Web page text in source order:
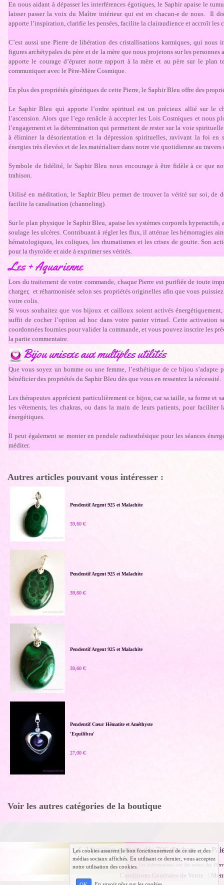
En nous aidant à dépasser les interférences égotiques, le Saphir apaise le
laisser passer la voix du Maître intérieur qui est en chacun-e de nous. Il
apporte l’inspiration, clarifie les pensées, facilite la clairaudience et accroît les
C’est aussi une Pierre de libération des cristallisations karmiques, qui nous
figures archétypales du père et de la mère que nous projetons sur les
apporte le courage d’épurer notre rapport à la mère et au père sur le plan
communiquer avec le Père-Mère Cosmique.
En plus des propriétés génériques de cette Pierre, le Saphir Bleu offre des
Le Saphir Bleu qui apporte l’ordre spirituel est un précieux allié sur le
l’ascension. Alors que l’ego renâcle à accepter les Lois Cosmiques et nous
l’engagement et la détermination qui permettent de rester sur la voie
à éliminer la désorientation et la dépression spirituelles, ravivant la foi en
énergies très élevées et de les matérialiser dans notre vie quotidienne au travers
Symbole de fidélité, le Saphir Bleu nous encourage à être fidèle à ce que
trahison.
Utilisé en méditation, le Saphir Bleu permet de trouver la vérité sur soi, de
facilite la canalisation (channeling).
Sur le plan physique le Saphir Bleu, apaise les systèmes corporels
soulage les ulcères. Contribuant à régler les flux, il atténue les hémorragies
hématologiques, les coliques, les rhumatismes et les crises de goutte. Son
pour la thyroïde et aide à exprimer ses vérités.
Les + Aquarienne
Lors du traitement de votre commande, chaque Pierre est purifiée de toute
charger, et réharmonisée selon ses propriétés originelles afin que vous
votre colis.
Si vous souhaitez que vos bijoux et cailloux soient activés
suffit de cocher l’option ad hoc dans votre panier virtuel. Cette activation
coordonnées fournies pour valider la commande, et vous pouvez inscrire les
la partie commentaire.
Bijou unisexe aux multiples utilités
Que vous soyez un homme ou une femme, l’esthétique de ce bijou s’adapte
bénéficier des propriétés du Saphir Bleu dès que vous en ressentez la nécessité.
Les thérapeutes apprécient particulièrement ce bijou, car sa taille, sa forme et
les vêtements, les chakras, ou dans la main de leurs patients, pour faciliter
énergétiques.
Il peut également se monter en pendule radiesthésique pour les séances
méditer.
Autres articles pouvant vous intéresser :
Pendentif Argent 925 et Malachite
39,60 €
Pendentif Argent 925 et Malachite
39,60 €
Pendentif Argent 925 et Malachite
39,60 €
Pendentif Cœur Hématite et Améthyste
'Equilibra'
27,00 €
Voir les autres catégories de la boutique
Livraison gratuite dès 70€ d'achats
Les informations sur les vertus des
Conditions Générales de Vente
Les cookies assurent le bon fonctionnement de ce site et des
médias sociaux affichés. En utilisant ce dernier, vous acceptez
notre utilisation des cookies.